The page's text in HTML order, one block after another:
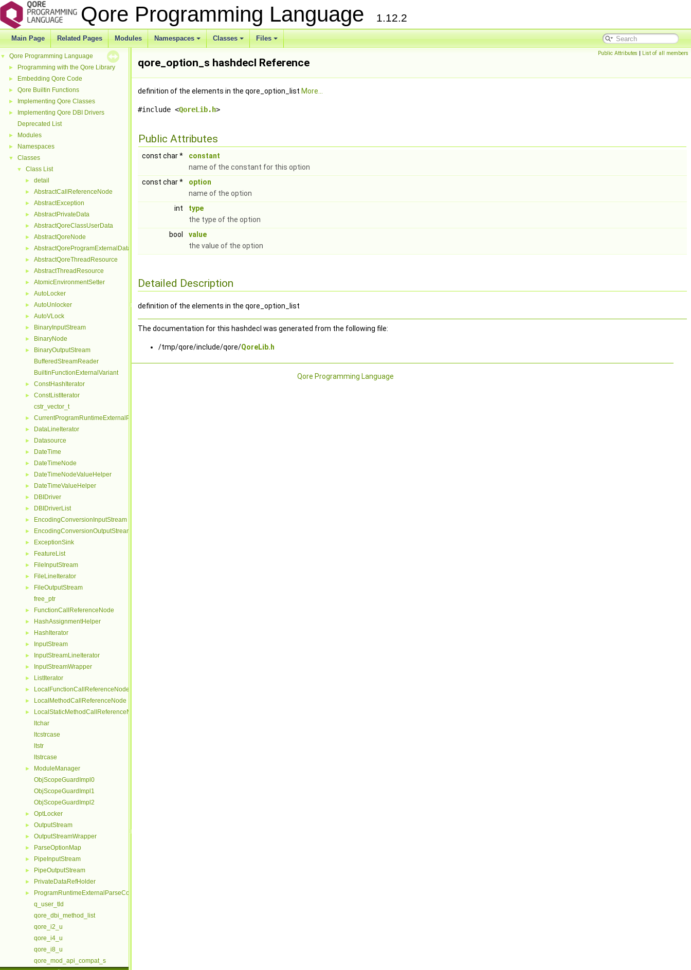
Qore Programming Language 1.12.2
Main Page Related Pages Modules Namespaces Classes Files
▼ Qore Programming Language
► Programming with the Qore Library
► Embedding Qore Code
► Qore Builtin Functions
► Implementing Qore Classes
►
Implementing Qore DBI Drivers
Deprecated List
► Modules
► Namespaces
▼ Classes
▼ Class List
► detail
► AbstractCallReferenceNode
► AbstractException
► AbstractPrivateData
► AbstractQoreClassUserData
► AbstractQoreNode
► AbstractQoreProgramExternalData
► AbstractQoreThreadResource
► AbstractThreadResource
► AtomicEnvironmentSetter
► AutoLocker
► AutoUnlocker
► AutoVLock
► BinaryInputStream
► BinaryNode
►
BinaryOutputStream
BufferedStreamReader
BuiltinFunctionExternalVariant
► ConstHashIterator
►
ConstListIterator
cstr_vector_t
► CurrentProgramRuntimeExternalParseContextHelper
► DataLineIterator
► Datasource
► DateTime
► DateTimeNode
► DateTimeNodeValueHelper
► DateTimeValueHelper
► DBIDriver
► DBIDriverList
► EncodingConversionInputStream
► EncodingConversionOutputStream
► ExceptionSink
► FeatureList
► FileInputStream
► FileLineIterator
►
FileOutputStream
free_ptr
► FunctionCallReferenceNode
► HashAssignmentHelper
► HashIterator
► InputStream
► InputStreamLineIterator
► InputStreamWrapper
► ListIterator
► LocalFunctionCallReferenceNode
► LocalMethodCallReferenceNode
►
LocalStaticMethodCallReferenceNode
ltchar
ltcstrcase
ltstr
ltstrcase
►
ModuleManager
ObjScopeGuardImpl0
ObjScopeGuardImpl1
ObjScopeGuardImpl2
► OptLocker
► OutputStream
► OutputStreamWrapper
► ParseOptionMap
► PipeInputStream
► PipeOutputStream
► PrivateDataRefHolder
►
ProgramRuntimeExternalParseContextHelper
q_user_tld
qore_dbi_method_list
qore_i2_u
qore_i4_u
qore_i8_u
qore_mod_api_compat_s
Public Attributes | List of all members
qore_option_s hashdecl Reference
definition of the elements in the qore_option_list More...
#include <QoreLib.h>
Public Attributes
const char *
constant
name of the constant for this option
const char *
option
name of the option
int
type
the type of the option
bool
value
the value of the option
Detailed Description
definition of the elements in the qore_option_list
The documentation for this hashdecl was generated from the following file:
/tmp/qore/include/qore/QoreLib.h
Qore Programming Language